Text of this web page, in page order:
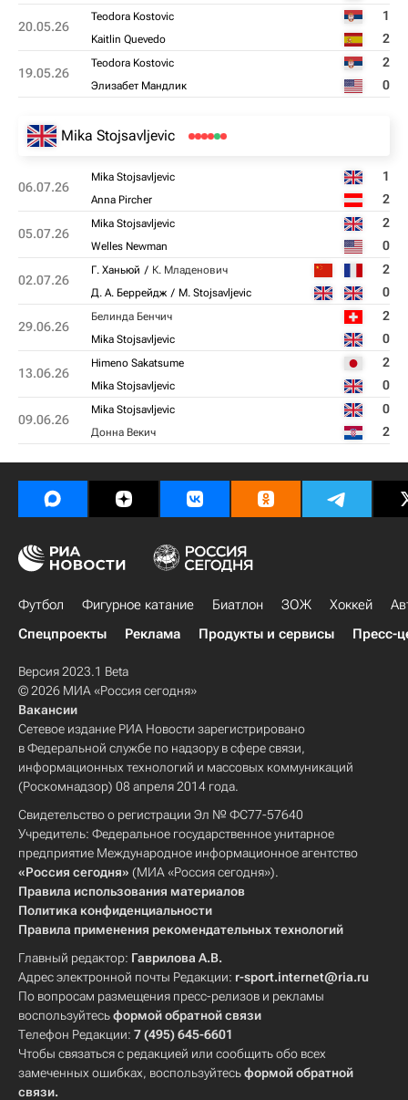
20.05.26
Teodora Kostovic 1
Kaitlin Quevedo 2
19.05.26
Teodora Kostovic 2
Элизабет Мандлик 0
Mika Stojsavljevic
06.07.26
Mika Stojsavljevic 1
Anna Pircher 2
05.07.26
Mika Stojsavljevic 2
Welles Newman 0
02.07.26
Г. Ханьюй К. Младенович 2
Д. А. Беррейдж M. Stojsavljevic 0
29.06.26
Белинда Бенчич 2
Mika Stojsavljevic 0
13.06.26
Himeno Sakatsume 2
Mika Stojsavljevic 0
09.06.26
Mika Stojsavljevic 0
Донна Векич 2
Футбол Фигурное катание Биатлон ЗОЖ Хоккей
Спецпроекты
Реклама Продукты и сервисы Пресс-
Версия 2023.1 Beta
© 2026 МИА «Россия сегодня»
Вакансии
Сетевое издание РИА Новости зарегистрировано
в Федеральной службе по надзору в сфере связи,
информационных технологий и массовых коммуникаций
(Роскомнадзор) 08 апреля 2014 года.
Свидетельство о регистрации Эл № ФС77-57640
Учредитель: Федеральное государственное унитарное
предприятие Международное информационное агентство
«Россия сегодня» (МИА «Россия сегодня»).
Правила использования материалов
Политика конфиденциальности
Правила применения рекомендательных технологий
Главный редактор: Гаврилова А.В.
Адрес электронной почты Редакции: r-sport.internet@ria.ru
По вопросам размещения пресс-релизов и рекламы
воспользуйтесьформой обратной связи
Телефон Редакции: 7 (495) 645-6601
Чтобы связаться с редакцией или сообщить обо всех
замеченных ошибках, воспользуйтесьформой обратной
связи.